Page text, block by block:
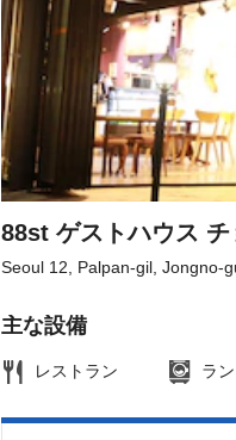
question
mark
key
get
keyboard
shortcuts
for
changing
dates.
88st ゲストハウス チ
Seoul 12, Palpan-gil, Jongno-
主な設備
レストラン ラ